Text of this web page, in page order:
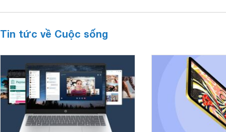
Tin tức về Cuộc sống